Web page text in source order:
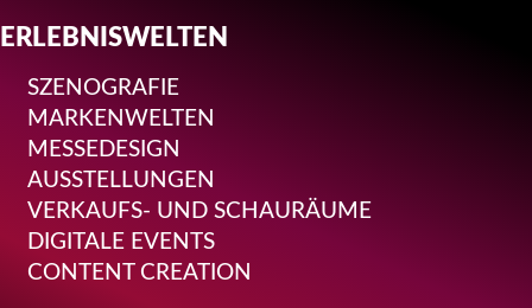
ERLEBNISWELTEN
SZENOGRAFIE
MARKENWELTEN
MESSEDESIGN
AUSSTELLUNGEN
VERKAUFS- UND SCHAURÄUME
DIGITALE EVENTS
CONTENT CREATION